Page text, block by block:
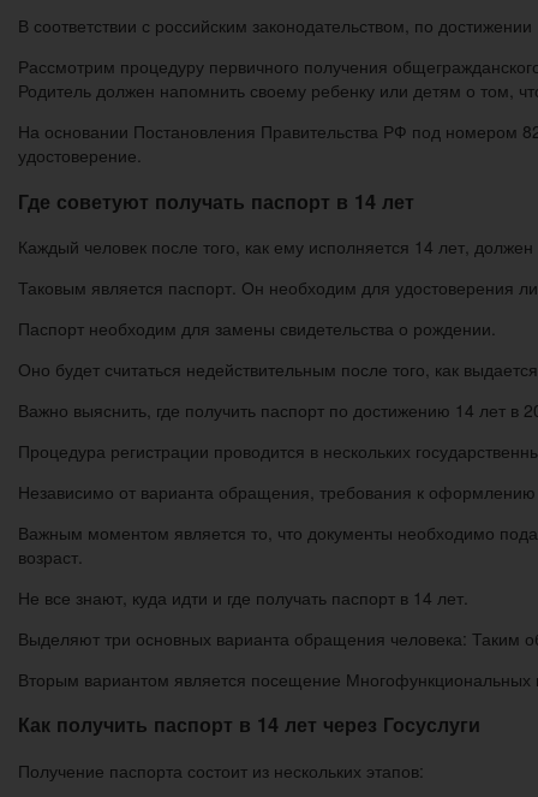
В соответствии с российским законодательством, по
Рассмотрим процедуру первичного получения
Родитель должен напомнить своему ребенку или детям о том,
На основании Постановления Правительства РФ под номером
удостоверение.
Где советуют получать паспорт в 14 лет
Каждый человек после того, как ему исполняется 14 лет,
Таковым является паспорт. Он необходим для удостоверения
Паспорт необходим для замены свидетельства о рождении.
Оно будет считаться недействительным после того, как
Важно выяснить, где получить паспорт по достижению 14 лет в
Процедура регистрации проводится в нескольких
Независимо от варианта обращения, требования к
Важным моментом является то, что документы необходимо
возраст.
Не все знают, куда идти и где получать паспорт в 14 лет.
Выделяют три основных варианта обращения человека: Таким
Вторым вариантом является посещение Многофункциональных
Как получить паспорт в 14 лет через Госуслуги
Получение паспорта состоит из нескольких этапов: